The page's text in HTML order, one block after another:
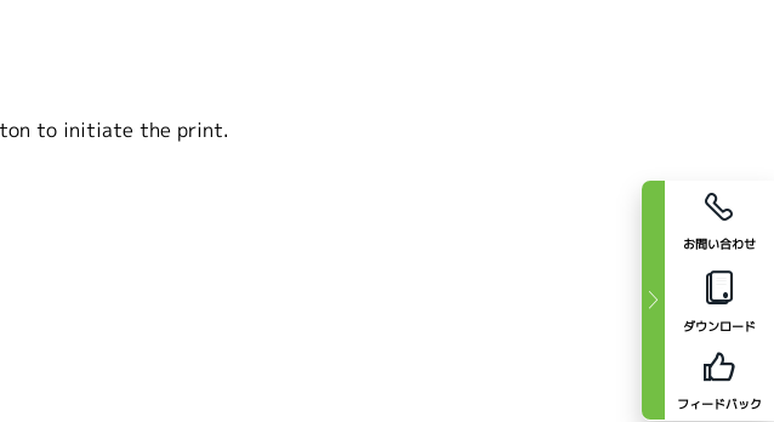
お問い合わせ
ダウンロード
フィードバック
to initiate the print.